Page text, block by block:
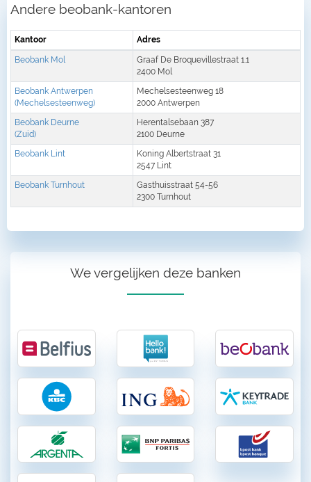
Andere beobank-kantoren
Kantoor Adres
Beobank Mol
Graaf De Broquevillestraat 1.1
2400 Mol
Beobank Antwerpen
(Mechelsesteenweg)
Mechelsesteenweg 18
2000 Antwerpen
Beobank Deurne
(Zuid)
Herentalsebaan 387
2100 Deurne
Beobank Lint
Koning Albertstraat 31
2547 Lint
Beobank Turnhout
Gasthuisstraat 54-56
2300 Turnhout
We vergelijken deze banken